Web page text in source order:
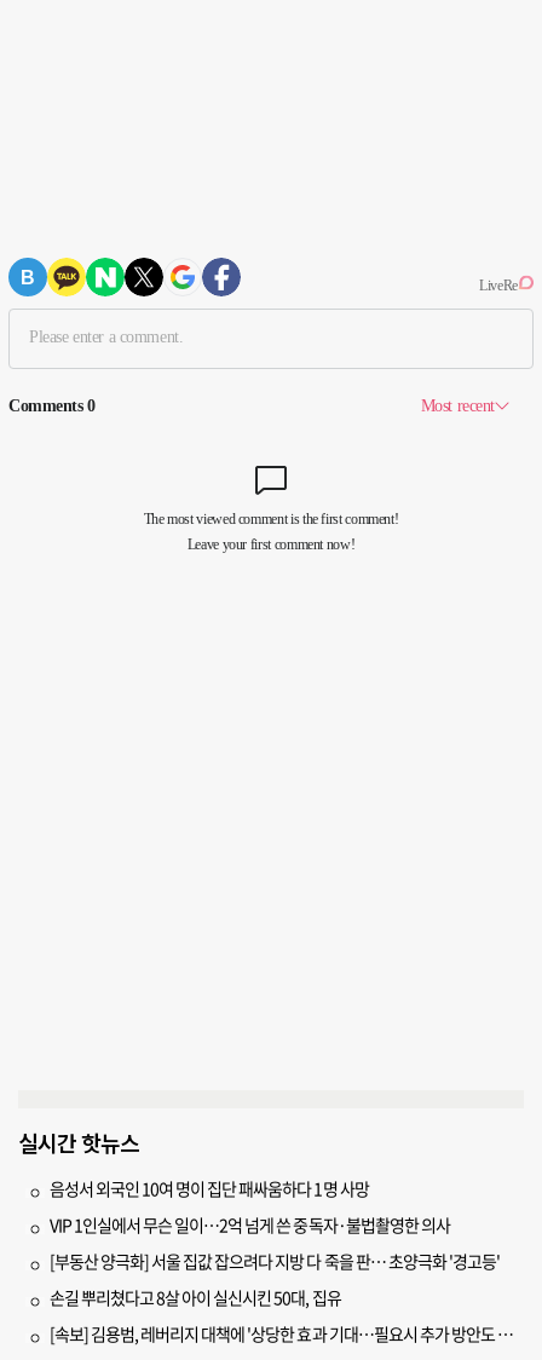
실시간 핫뉴스
음성서 외국인 10여 명이 집단 패싸움하다 1명 사망
VIP 1인실에서 무슨 일이…2억 넘게 쓴 중독자·불법촬영한 의사
[부동산 양극화] 서울 집값 잡으려다 지방 다 죽을 판… 초양극화 '경고등'
손길 뿌리쳤다고 8살 아이 실신시킨 50대, 집유
[속보] 김용범, 레버리지 대책에 '상당한 효과 기대…필요시 추가 방안도 검토'